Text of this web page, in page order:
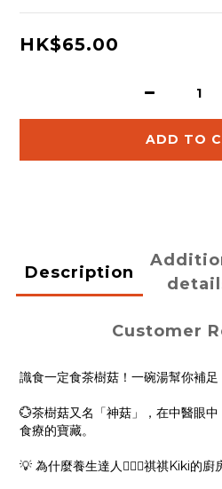
HK$65.00
ADD TO
Description
Customer
識食一定食茶樹菇！一碗湯幫你補足
💮茶樹菇又名「神菇」，在中醫眼
食療的寶藏。
💡 為什麼養生達人👱🏻‍♀️祺祺Kiki的廚